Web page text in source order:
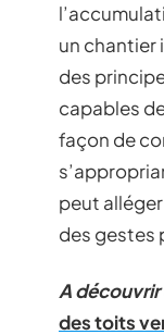
un chantier
des
capables
façon de
peut
des gestes
A
des toits